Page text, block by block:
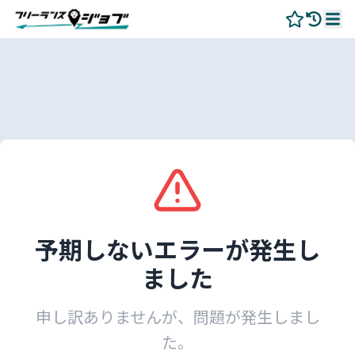
予期しないエラーが発生し
ました
申し訳ありませんが、問題が発生しまし
た。